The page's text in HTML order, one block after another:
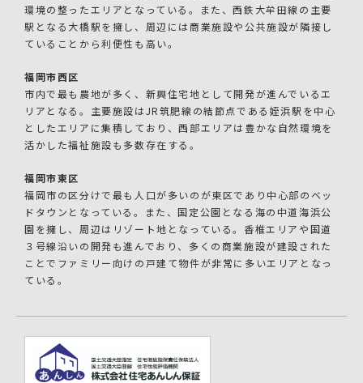
環境の整ったエリアとなっている。また、西鉄大牟田線の主要
駅となる大橋駅を擁し、周辺には商業施設や公共施設が隣接し
ていることから利便性も高い。
福岡市西区
市内で最も農地が多く、新興住宅地として開発が進んでいるエ
リアとなる。主要施設はJR筑肥線の結節点である姪浜駅を中心
としたエリアに集積しており、西部エリアは豊かな自然環境を
活かした福祉施設も多数存在する。
福岡市東区
福岡市の区分けで最も人口が多いのが東区であり中心部のベッ
ドタウンとなっている。また、国定公園となる海の中道海浜公
園を擁し、周辺はリゾート地となっている。香椎エリアや国道
３号線沿いの開発も進んでおり、多くの商業施設が建設された
ことでファミリー向けの戸建て物件が非常に多いエリアとなっ
ている。